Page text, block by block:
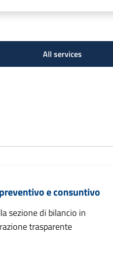
All services
e consuntivo
sezione di bilancio in
trasparente